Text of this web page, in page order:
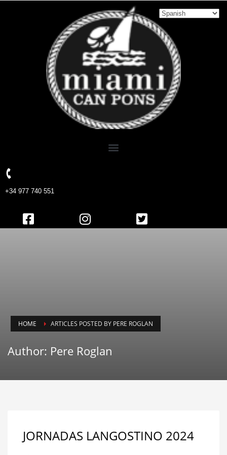
+34 977 740 551
HOME ARTICLES POSTED BY PERE ROGLAN
Author: Pere Roglan
JORNADAS LANGOSTINO 2024